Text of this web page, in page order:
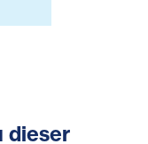
dieser